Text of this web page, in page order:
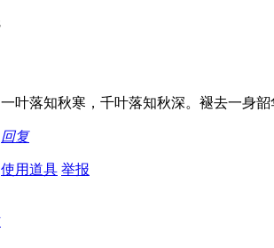
一叶落知秋寒，千叶落知秋深。褪去一身
回复
使用道具 举报